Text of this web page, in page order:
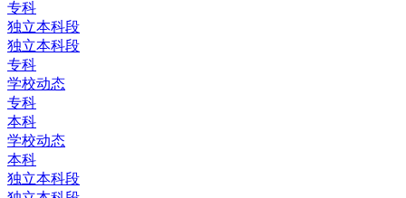
专科
独立本科段
独立本科段
专科
学校动态
专科
本科
学校动态
本科
独立本科段